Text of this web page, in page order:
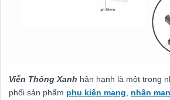
Viễn Thông Xanh hân hạnh là một trong
phối sản phẩm phụ kiện mạng nhân